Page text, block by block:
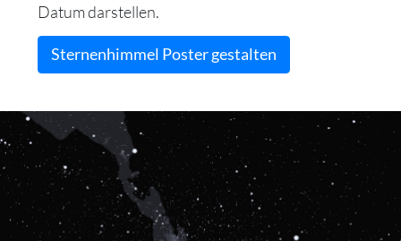
Datum darstellen.
Sternenhimmel Poster gestalten